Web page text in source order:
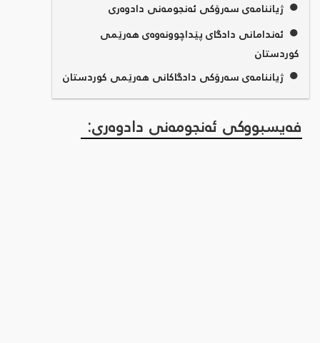
●ژیاننامەی سەرۆکی ئەنجومەنی دادوەری
● ئەندامانی دادگای پێداچوونەوەی هەرێمی
کوردستان
●ژیاننامەی سەرۆکی دادگاکانی هەرێمی کوردستان
فەیسبووکی ئەنجومەنی دادوەری: